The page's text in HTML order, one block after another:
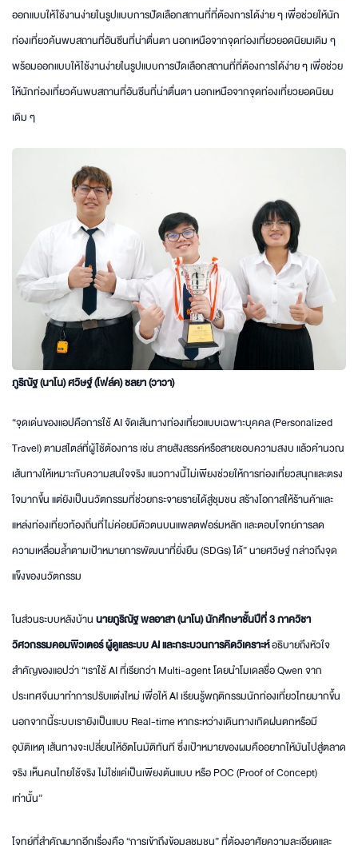
ออกแบบให้ใช้งานง่ายในรูปแบบการปัดเลือกสถานที่ที่ต้องการได้ง่าย ๆ เพื่อช่วยให้นัก
ท่องเที่ยวค้นพบสถานที่อันซีนที่น่าตื่นตา นอกเหนือจากจุดท่องเที่ยวยอดนิยมเดิม ๆ
พร้อมออกแบบให้ใช้งานง่ายในรูปแบบการปัดเลือกสถานที่ที่ต้องการได้ง่าย ๆ เพื่อช่วย
ให้นักท่องเที่ยวค้นพบสถานที่อันซีนที่น่าตื่นตา นอกเหนือจากจุดท่องเที่ยวยอดนิยม
เดิม ๆ
ภูริณัฐ (นาโน)ศวิษฐ์ (โฟล์ค)ชลยา (วาวา)
“จุดเด่นของแอปคือการใช้ AI จัดเส้นทางท่องเที่ยวแบบเฉพาะบุคคล (Personalized
Travel) ตามสไตล์ที่ผู้ใช้ต้องการ เช่น สายสังสรรค์หรือสายชอบความสงบ แล้วคำนวณ
เส้นทางให้เหมาะกับความสนใจจริง แนวทางนี้ไม่เพียงช่วยให้การท่องเที่ยวสนุกและตรง
ใจมากขึ้น แต่ยังเป็นนวัตกรรมที่ช่วยกระจายรายได้สู่ชุมชน สร้างโอกาสให้ร้านค้าและ
แหล่งท่องเที่ยวท้องถิ่นที่ไม่ค่อยมีตัวตนบนแพลตฟอร์มหลัก และตอบโจทย์การลด
ความเหลื่อมล้ำตามเป้าหมายการพัฒนาที่ยั่งยืน (SDGs) ได้” นายศวิษฐ์ กล่าวถึงจุด
แข็งของนวัตกรรม
ในส่วนระบบหลังบ้านนายภูริณัฐ พลอาสา (นาโน) นักศึกษาชั้นปีที่ 3 ภาควิชา
วิศวกรรมคอมพิวเตอร์ ผู้ดูแลระบบAIและกระบวนการคิดวิเคราะห์อธิบายถึงหัวใจ
สำคัญของแอปว่า “เราใช้ AI ที่เรียกว่า Multi-agent โดยนำโมเดลชื่อ Qwen จาก
ประเทศจีนมาทำการปรับแต่งใหม่ เพื่อให้ AI เรียนรู้พฤติกรรมนักท่องเที่ยวไทยมากขึ้น
นอกจากนี้ระบบเรายังเป็นแบบ Real-time หากระหว่างเดินทางเกิดฝนตกหรือมี
อุบัติเหตุ เส้นทางจะเปลี่ยนให้อัตโนมัติทันที ซึ่งเป้าหมายของผมคืออยากให้มันไปสู่ตลาด
จริง เห็นคนไทยใช้จริง ไม่ใช่แค่เป็นเพียงต้นแบบ หรือ POC (Proof of Concept)
เท่านั้น”